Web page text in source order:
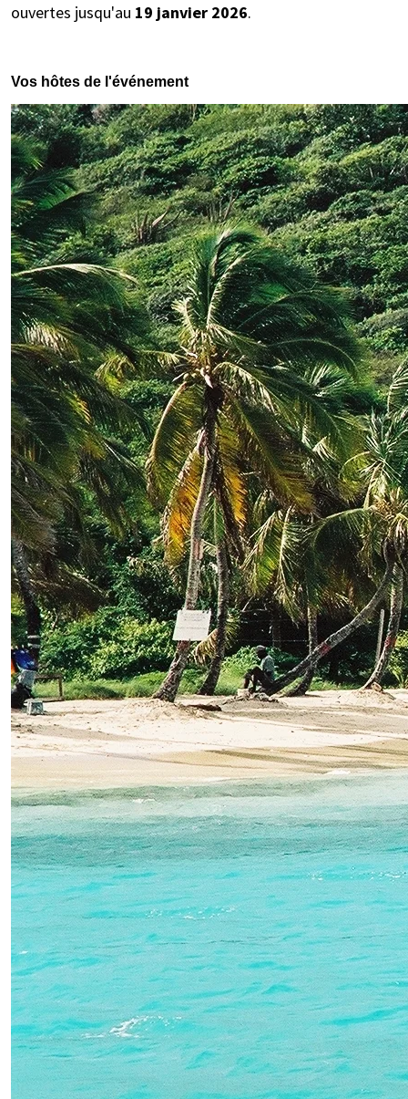
ouvertes jusqu'au 19 janvier 2026.
Vos hôtes de l'événement